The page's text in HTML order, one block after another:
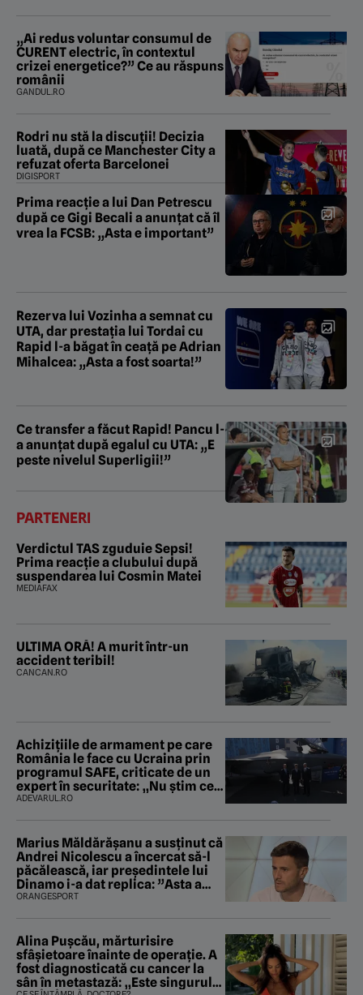
„Ai redus voluntar consumul de
CURENT electric, în contextul
crizei energetice?” Ce au răspuns
românii
GANDUL.RO
Rodri nu stă la discuții! Decizia
luată, după ce Manchester City a
refuzat oferta Barcelonei
DIGISPORT
Prima reacție a lui Dan Petrescu
după ce Gigi Becali a anunțat că îl
vrea la FCSB: „Asta e important”
Rezerva lui Vozinha a semnat cu
UTA, dar prestația lui Tordai cu
Rapid l-a băgat în ceață pe Adrian
Mihalcea: „Asta a fost soarta!”
Ce transfer a făcut Rapid! Pancu l-
a anunțat după egalul cu UTA: „E
peste nivelul Superligii!”
PARTENERI
Verdictul TAS zguduie Sepsi!
Prima reacție a clubului după
suspendarea lui Cosmin Matei
MEDIAFAX
ULTIMA ORĂ! A murit într-un
accident teribil!
CANCAN.RO
Achizițiile de armament pe care
România le face cu Ucraina prin
programul SAFE, criticate de un
expert în securitate: „Nu știm ce
arme ne trebuie”
ADEVARUL.RO
Marius Măldărăşanu a susţinut că
Andrei Nicolescu a încercat să-l
păcălească, iar preşedintele lui
Dinamo i-a dat replica: ”Asta a
fost istoria”
ORANGESPORT
Alina Pușcău, mărturisire
sfâșietoare înainte de operație. A
fost diagnosticată cu cancer la
sân în metastază: „Este singurul